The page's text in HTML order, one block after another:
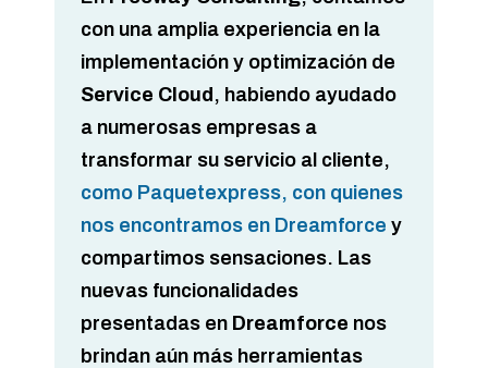
con una amplia experiencia en la
implementación y optimización de
Service Cloud, habiendo ayudado
a numerosas empresas a
transformar su servicio al cliente,
como Paquetexpress, con quienes
nos encontramos en Dreamforce y
compartimos sensaciones. Las
nuevas funcionalidades
presentadas en Dreamforce nos
brindan aún más herramientas